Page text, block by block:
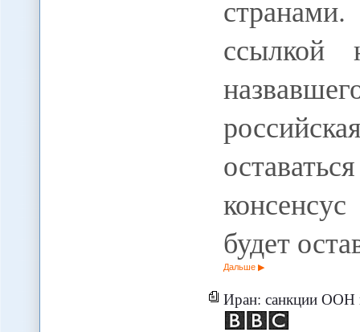
ссылкой
будет
Дальше
Иран: санкции ООН